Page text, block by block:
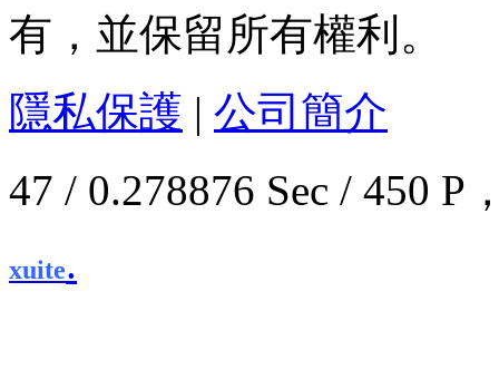
有，並保留所有權利。
隱私保護 | 公司簡介
47 / 0.278876 Sec / 450
xuite.